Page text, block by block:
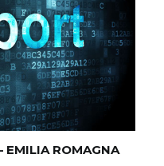
EMILIA ROMAGNA